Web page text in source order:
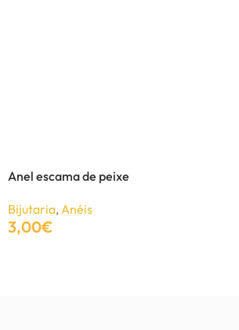
Anel escama de peixe
Bijutaria,Anéis
3,00€